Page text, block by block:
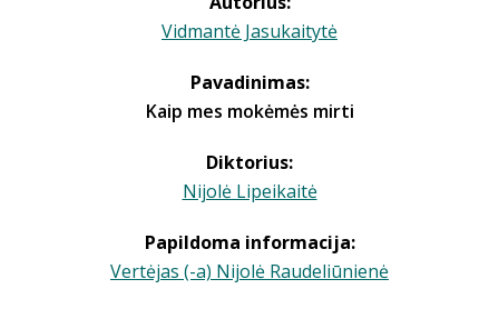
Vidmantė Jasukaitytė
Pavadinimas:
Kaip mes mokėmės mirti
Diktorius:
Nijolė Lipeikaitė
Papildoma informacija:
Vertėjas (-a) Nijolė Raudeliūnienė